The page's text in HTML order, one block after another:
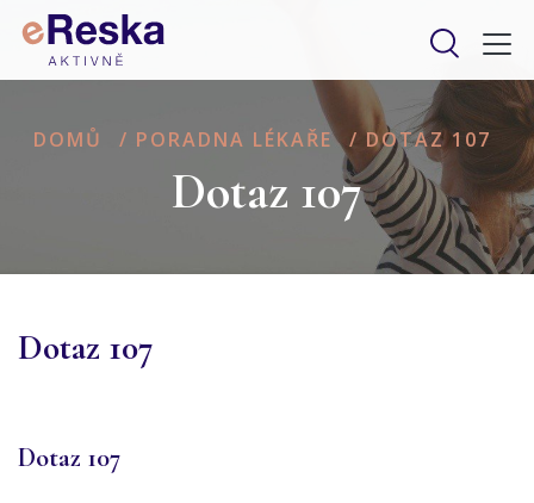
DOMŮ / PORADNA LÉKAŘE / DOTAZ 107
Dotaz 107
Dotaz 107
Dotaz 107